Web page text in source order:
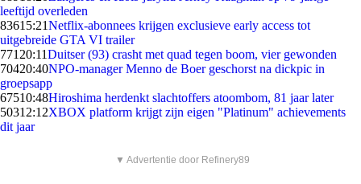
leeftijd overleden
83615:21Netflix-abonnees krijgen exclusieve early access tot
uitgebreide GTA VI trailer
771 20:11Duitser (93) crasht met quad tegen boom, vier gewonden
70420:40NPO-manager Menno de Boer geschorst na dickpic in
groepsapp
67510:48Hiroshima herdenkt slachtoffers atoombom, 81 jaar later
50312:12XBOX platform krijgt zijn eigen "Platinum" achievements
dit jaar
▼ Advertentie door Refinery89